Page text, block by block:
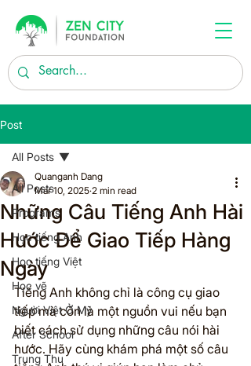
Post
All Posts
Programs
Học tiếng Anh
Học tiếng Việt
Học vẽ
Người Việt Ở Mỹ
After School
Trung Thu
All Posts
Những Câu Tiếng Anh Hài
Hước Để Giao Tiếp Hàng
Ngày
Quanganh Dang
Mar 10, 2025 2 min read
Tiếng Anh không chỉ là công cụ giao
tiếp mà còn là một nguồn vui nếu bạn
biết cách sử dụng những câu nói hài
hước. Hãy cùng khám phá một số câu